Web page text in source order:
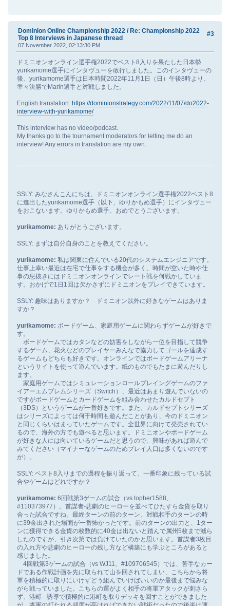
#3
Dominion Online Championship 2022 / Re: Championship 2022
Top 8 Interviews in Japanese thread
07 November 2022, 02:13:30 PM
ドミニオンオンライン選手権2022でベスト8入りを果たした日本勢
yurikamome選手にインタヴューを敢行しました。このインタヴューの
後、yurikamome選手は日本時間2022年11月1日（日）午後8時より、
準々決勝でMarin選手と対戦しました。
English translation: https://dominionstrategy.com/2022/11/07/do2022-
interview-with-yurikamome/
This interview has no video/podcast.
My thanks go to the tournament moderators for letting me do an
interview! Any errors in translation are my own.
SSLY: みなさんこんにちは。ドミニオンオンライン選手権2022ベスト8
に進出したyurikamome選手（以下、ゆりかもめ選手）にインタヴュー
をおこないます。ゆりかもめ選手、おめでとうございます。
yurikamome: ありがとうございます。
SSLY: まずは自分自身のことを教えてください。
yurikamome: 私は関東に住んでいる20代のシステムエンジニアです。
仕事上幸い最近は在宅で仕事をする機会が多く、時間が空いた時や仕
事の息抜きにはドミニオンオンラインでレート戦を何戦かしていま
す。おかげで1日1回は欠かさずにドミニオンをプレイできています。
SSLY: 趣味はありますか？ ドミニオン以外に好きなゲームはありま
すか？
yurikamome: ボードゲーム、家庭用ゲームに関わらずゲームが好きで
す。
ボードゲームではカタンなどの妨害をしながら一位を目指して競争
するゲーム、花火などのプレイヤーみんなで協力してゴールを達成す
るゲームもどちらも好きです。オンラインではボードゲームアリーナ
というサイトを使って遊んでいます。紙のものでもたまに遊んだりし
ます。
家庭用ゲームではシミュレーションロールプレイングゲームのファ
イアーエムブレムシリーズ（Switch）、最近はあまり遊んでいないの
ですがボードゲームとカードゲームを組み合わせたカルドセプト
（3DS）というゲームが一番好きです。また、カルドセプトシリーズ
はシリーズによっては何千時間も遊んだことがあり、今のドミニオン
と同じくらいはまっていたゲームです。全世界に向けて発売されてい
るので、海外の方でも遊べると思います。ドミニオンやボードゲーム
が好きな人には向いているゲームだと思うので、興味があれば遊んで
みてください（マイナーなゲームのためプレイ人口は多くないのです
が）。
SSLY: ベスト8入りまでの過程を振り返って、一番印象に残っている試
合やゲームはどれですか？
yurikamome: 6回戦第3ゲームの試合（vs topher1588、
#110373977）。首謀者-悲劇のヒーローを並べてひたすら金貨を取り
合った試合ですね。最終ターンの前のターン、対戦相手のターンの時
に39金出された場面が一番怖かったです。前のターンの出力と、1ター
ンに獲得できる金貨の枚数的に40金は出ないと踏んで属州5枚まで減ら
したのですが、引き次第では負けていたのかと思います。首謀者3枚目
の入れ方や悲劇のヒーローの残し方など構築にも学ぶところがあると
感じました。
4回戦第3ゲームの試合（vs WJ11、#109706545）では、苦手なカー
ドである作戦計画を先に取られて山を回されてしまい、こちらから将
軍を積極的に取りにいけずどう組んでいけばいいのか最後まで悩みな
がら戦っていました。こちらの運がよく相手の将軍アタックが刺さら
ず、港町 - 誘導で積極的に港町を取りデッキを回すことができました